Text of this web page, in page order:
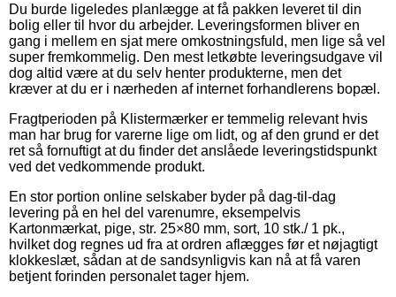
Du burde ligeledes planlægge at få pakken leveret til din
bolig eller til hvor du arbejder. Leveringsformen bliver en
gang i mellem en sjat mere omkostningsfuld, men lige så vel
super fremkommelig. Den mest letkøbte leveringsudgave vil
dog altid være at du selv henter produkterne, men det
kræver at du er i nærheden af internet forhandlerens bopæl.
Fragtperioden på Klistermærker er temmelig relevant hvis
man har brug for varerne lige om lidt, og af den grund er det
ret så fornuftigt at du finder det anslåede leveringstidspunkt
ved det vedkommende produkt.
En stor portion online selskaber byder på dag-til-dag
levering på en hel del varenumre, eksempelvis
Kartonmærkat, pige, str. 25×80 mm, sort, 10 stk./ 1 pk.,
hvilket dog regnes ud fra at ordren aflægges før et nøjagtigt
klokkeslæt, sådan at de sandsynligvis kan nå at få varen
betjent forinden personalet tager hjem.